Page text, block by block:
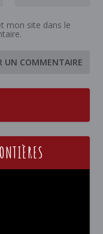
mon site dans le